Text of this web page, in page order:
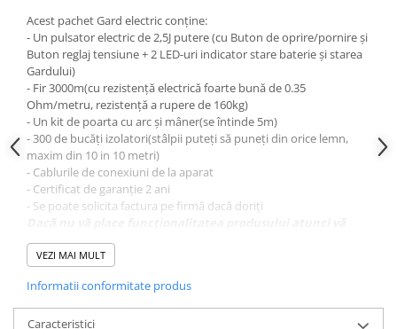
Plasă Gard Electric
Poartă Gard Electric
Stâlpi Gard Electric
Stâlpi din plastic
Stâlpi din Lemn
Stâlpi din Fibră de Sticlă
Stâlpi pentru sisteme T-Post
Scule pentru montare Stâlpi
Testere pentru Gard Electric
Împământare Gard Electric
Întinzător Gard Electric
Fir/Sârmă pentru Gard electric
Bandă pentru Gard Electric
Acest pachet Gard electric conține:
- Un pulsator electric de 2,5J putere (cu Buton de oprire/pornire și
Buton reglaj tensiune + 2 LED-uri indicator stare baterie și starea
Gardului)
- Fir 3000m(cu rezistență electrică foarte bună de 0.35
Ohm/metru, rezistență a rupere de 160kg)
- Un kit de poarta cu arc și mâner(se întinde 5m)
- 300 de bucăți izolatori(stâlpii puteți să puneți din orice lemn,
maxim din 10 in 10 metri)
- Cablurile de conexiuni de la aparat
- Certificat de garanție 2 ani
- Se poate solicita factura pe firmă dacă doriți
oferim banii înapoi în max 10 zile după achiziționarea
produsului!
Acest produs are Certificat de conformitate, deci PUTEREA
ESTE REALĂ, cât scrie la putere, atât scoate aparatul!
VEZI MAI MULT
Informatii conformitate produs
Caracteristici